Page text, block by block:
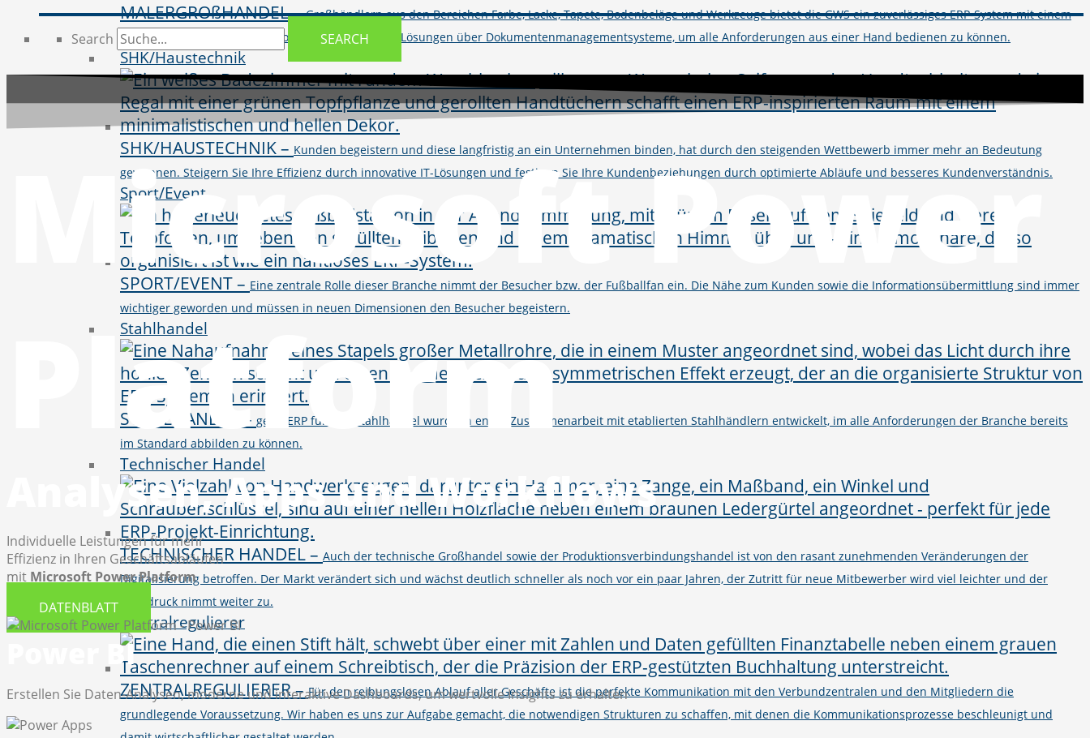
MALERGROßHANDEL–Großhändlern aus den Bereichen Farbe, Lacke, Tapete, Bodenbeläge und Werkzeuge bietet die GWS ein zuverlässiges ERP-System mit einem
vielseitigen Produktportfolio von BI, CRM und Shop-Lösungen über Dokumentenmanagementsysteme, um alle Anforderungen aus einer Hand bedienen zu können.
SHK/Haustechnik
SHK/HAUSTECHNIK– Kunden begeistern und diese langfristig an ein Unternehmen binden, hat durch den steigenden Wettbewerb immer mehr an Bedeutung
gewonnen. Steigern Sie Ihre Effizienz durch innovative IT-Lösungen und festigen Sie Ihre Kundenbeziehungen durch optimierte Abläufe und besseres Kundenverständnis.
Sport/Event
SPORT/EVENT– Eine zentrale Rolle dieser Branche nimmt der Besucher bzw. der Fußballfan ein. Die Nähe zum Kunden sowie die Informationsübermittlung sind immer
wichtiger geworden und müssen in neuen Dimensionen den Besucher begeistern.
Stahlhandel
STAHLHANDEL – gevis ERP für den Stahlhandel wurde in enger Zusammenarbeit mit etablierten Stahlhändlern entwickelt, im alle Anforderungen der Branche bereits
im Standard abbilden zu können.
Technischer Handel
TECHNISCHER HANDEL– Auch der technische Großhandel sowie der Produktionsverbindungshandel ist von den rasant zunehmenden Veränderungen der
Digitalisierung betroffen. Der Markt verändert sich und wächst deutlich schneller als noch vor ein paar Jahren, der Zutritt für neue Mitbewerber wird viel leichter und der
Preisdruck nimmt weiter zu.
Zentralregulierer
ZENTRALREGULIERER–Für den reibungslosen Ablauf aller Geschäfte ist die perfekte Kommunikation mit den Verbundzentralen und den Mitgliedern die
grundlegende Voraussetzung. Wir haben es uns zur Aufgabe gemacht, die notwendigen Strukturen zu schaffen, mit denen die Kommunikationsprozesse beschleunigt und
Search SEARCH
Microsoft Power
Platform
Analysen, Apps und Workflows
Individuelle Leistungen für mehr
Effizienz in Ihren Geschäftsabläufen
mit Microsoft Power Platform
DATENBLATT
Power BI
Erstellen Sie Daten-Analysen, moderne und interaktive Dashboards, um wertvolle Insights zu erhalten